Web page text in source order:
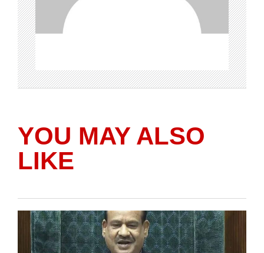
YOU MAY ALSO
LIKE